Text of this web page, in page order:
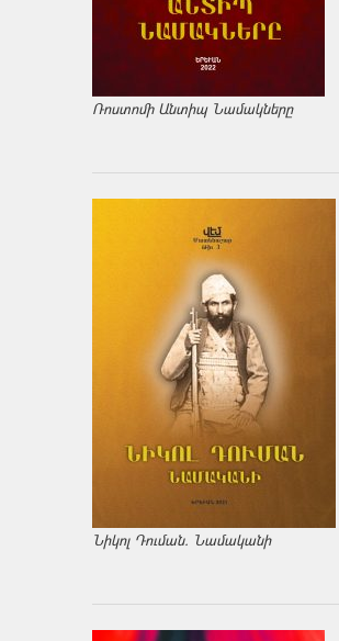
Ռոստոմի Անտիպ Նամակները
Նիկոլ Դուման. Նամականի